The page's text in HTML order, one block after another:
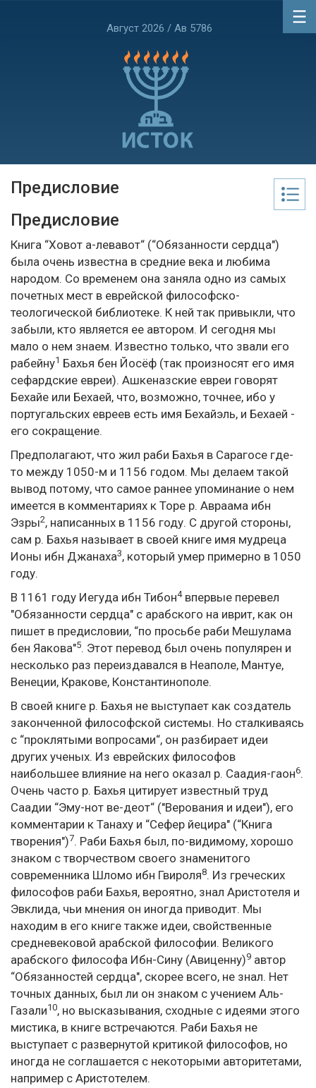
Август 2026 / Ав 5786
Предисловие
Предисловие
Книга “Ховот а-левавот“ (“Обязанности сердца")
была очень известна в средние века и любима
народом. Со временем она заняла одно из самых
почетных мест в еврейской философско-
теологической библиотеке. К ней так привыкли, что
забыли, кто является ее автором. И сегодня мы
мало о нем знаем. Известно только, что звали его
рабейну1 Бахья бен Йосёф (так произносят его имя
сефардские евреи). Ашкеназские евреи говорят
Бехайе или Бехаей, что, возможно, точнее, ибо у
португальских евреев есть имя Бехайэль, и Бехаей -
его сокращение.
Предполагают, что жил раби Бахья в Сарагосе где-
то между 1050-м и 1156 годом. Мы делаем такой
вывод потому, что самое раннее упоминание о нем
имеется в комментариях к Торе р. Авраама ибн
Эзры2, написанных в 1156 году. С другой стороны,
сам р. Бахья называет в своей книге имя мудреца
Ионы ибн Джанаха3, который умер примерно в 1050
году.
В 1161 году Иегуда ибн Тибон4впервые перевел
"Обязанности сердца" с арабского на иврит, как он
пишет в предисловии, “по просьбе раби Мешулама
бен Яакова"5. Этот перевод был очень популярен и
несколько раз переиздавался в Неаполе, Мантуе,
Венеции, Кракове, Константинополе.
В своей книге р. Бахья не выступает как создатель
законченной философской системы. Но сталкиваясь
с “проклятыми вопросами“, он разбирает идеи
других ученых. Из еврейских философов
наибольшее влияние на него оказал р. Саадия-гаон6.
Очень часто р. Бахья цитирует известный труд
Саадии “Эму-нот ве-деот“ ("Верования и идеи"), его
комментарии к Танаху и “Сефер йецира" (“Книга
творения")7. Раби Бахья был, по-видимому, хорошо
знаком с творчеством своего знаменитого
современника Шломо ибн Гвироля8. Из греческих
философов раби Бахья, вероятно, знал Аристотеля и
Эвклида, чьи мнения он иногда приводит. Мы
находим в его книге также идеи, свойственные
средневековой арабской философии. Великого
арабского философа Ибн-Сину (Авиценну)9 автор
“Обязанностей сердца", скорее всего, не знал. Нет
точных данных, был ли он знаком с учением Аль-
Газали10, но высказывания, сходные с идеями этого
мистика, в книге встречаются. Раби Бахья не
выступает с развернутой критикой философов, но
иногда не соглашается с некоторыми авторитетами,
например с Аристотелем.